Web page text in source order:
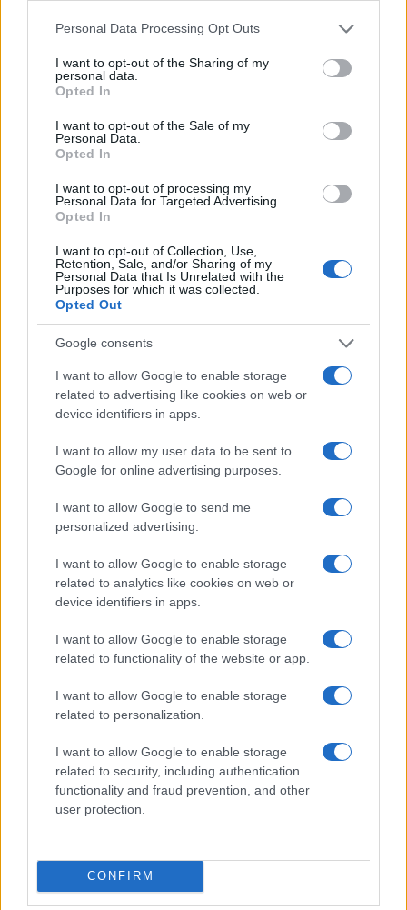
Please note that this website/app uses one or more Google
not limited to your visit or usage behaviour. You may click to
grant or deny consent to Google and its third-party tags to
use your data for below specified purposes in below Google
consent section.
Personal Data Processing Opt Outs
I want to opt-out of the Sharing of my
personal data.
Opted In
I want to opt-out of the Sale of my
Personal Data.
Opted In
I want to opt-out of processing my
Personal Data for Targeted Advertising.
Opted In
I want to opt-out of Collection, Use,
Retention, Sale, and/or Sharing of my
Personal Data that Is Unrelated with the
Purposes for which it was collected.
Opted Out
Google consents
I want to allow Google to enable storage
related to advertising like cookies on web or
device identifiers in apps.
I want to allow my user data to be sent to
Google for online advertising purposes.
I want to allow Google to send me
personalized advertising.
I want to allow Google to enable storage
related to analytics like cookies on web or
device identifiers in apps.
I want to allow Google to enable storage
related to functionality of the website or app.
I want to allow Google to enable storage
related to personalization.
I want to allow Google to enable storage
related to security, including authentication
functionality and fraud prevention, and other
user protection.
CONFIRM
ANTONIN DVORAK CLAUDE DEBUSSY GABRIEL FAURÉ
NEMZETI FILHARMONIKUS ZENEKAR
SZABÓ SIPOS MÁTÉ VARGA GÁBOR
EZ IS ÉRDEKELHETI
PROGRAM
nimfáknak ajánlják
Christian Mason nagyszabású, új fuvolaversenye a mitológiai
nimfa, Thaleia és ikergyermekeinek történetén keresztül a
női termékenység elemi minőségeit igyekszik megragadni.
Mason zenéje a fuvolarepertoár hagyományainak tágítására
törekszik, teret adva egy, a történelem során sokszor
háttérbe szorított női alak kifejezőerejének.
Faust ismét eladja a lelkét az Operában
Kilenc év után ismét műsorára tűzi a Magyar Állami
Operaház Charles Gounod Faust című operáját. Az előadást
március 29-e és április 12-e között kilenc alkalommal láthatja
az Operaház közönsége, Kovács János karmester
vezényletével.
PROGRAM